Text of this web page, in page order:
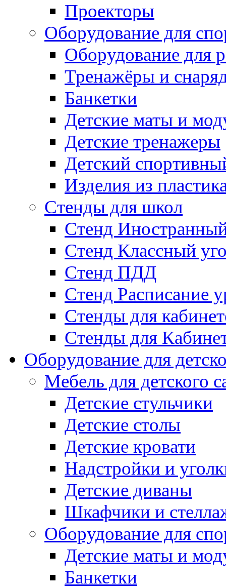
Проекторы
Оборудование для
Оборудование для
Тренажёры и
Банкетки
Детские маты и
Детские тренажеры
Детский
Изделия из
Стенды для школ
Стенд
Стенд Классный
Стенд ПДД
Стенд Расписание
Стенды для
Стенды для
Оборудование для
Мебель для детского
Детские стульчики
Детские столы
Детские кровати
Надстройки и
Детские диваны
Шкафчики и
Оборудование для
Детские маты и
Банкетки